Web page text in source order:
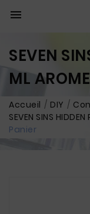

SEVEN
ML
Accueil DIY
SEVEN SINS
Panier